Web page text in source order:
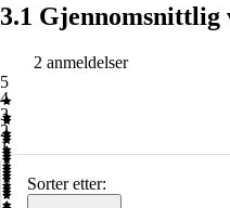
3.1
2 anmeldelser
5
4
3
2
1
Sorter etter: